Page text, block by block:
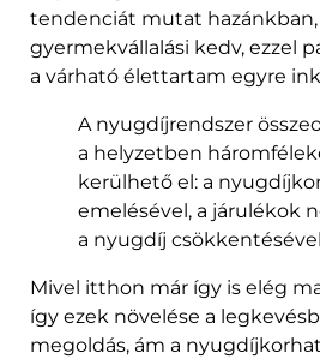
tendenciát mutat
gyermekvállalási kedv, ezzel
a várható élettartam egyre
A nyugdíjrendszer
a helyzetben
kerülhető el: a
emelésével, a járulékok
a nyugdíj
Mivel itthon már így is elég
így ezek növelése a
megoldás, ám a